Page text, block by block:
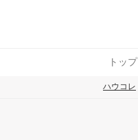
トップ
ハウコレ